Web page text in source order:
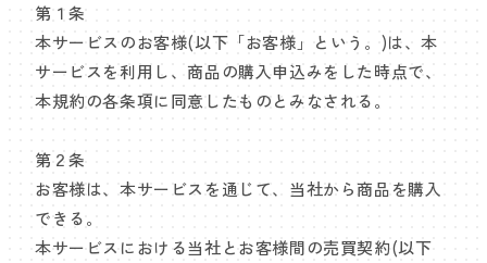
第１条
本サービスのお客様(以下「お客様」という。)は、本
サービスを利用し、商品の購入申込みをした時点で、
本規約の各条項に同意したものとみなされる。
第２条
お客様は、本サービスを通じて、当社から商品を購入
できる。
本サービスにおける当社とお客様間の売買契約(以下